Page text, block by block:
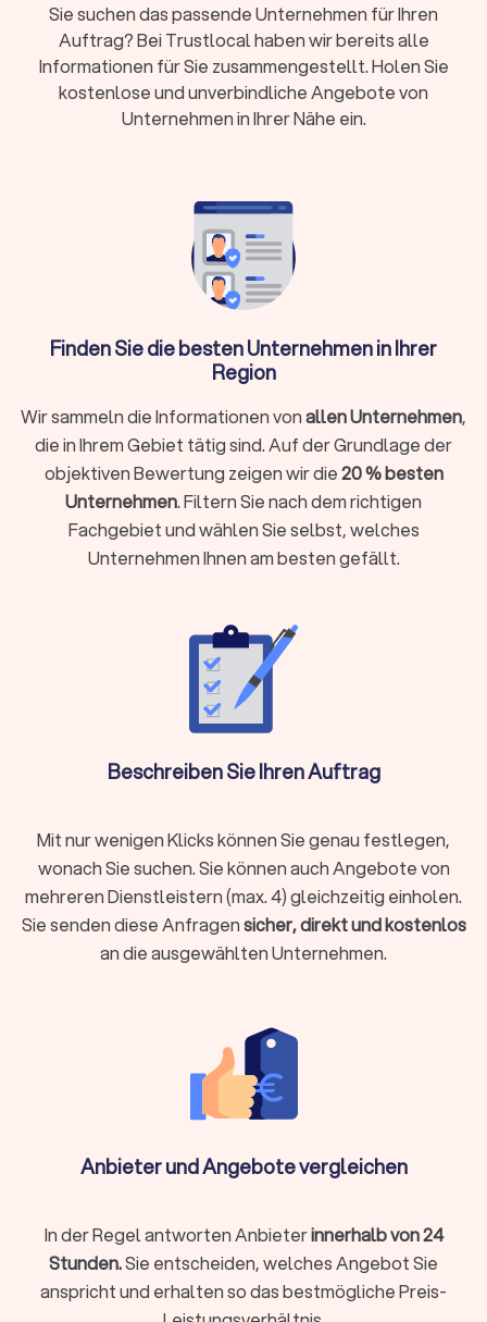
Vorteile – persönlicher Kontakt oder flexible
digitale Zusammenarbeit
Erstgespräch:Viele Kanzleien bieten 15-20
Minuten kostenlos an
Wann brauche ich überhaupt einen
Nicht in jeder Situation ist ein Steuerberater zwingend
erforderlich. Für einfache Arbeitnehmer-Steuererklärungen
ohne Zusatzeinkünfte reicht oft die Software ELSTER oder
ein Lohnsteuerhilfeverein. Ein Steuerberater lohnt sich
besonders, wenn Sie:
Unternehmen führen
Einkünfte aus Vermietung, Kapitalvermögen oder anderen
Einkunftsarten haben
Komplexe steuerliche Sachverhalte vorliegen wie
Auslandseinkünfte, Erbschaften oder Beteiligungen
Laufende Buchhaltung, Jahresabschlüsse oder
Steueroptimierung und proaktive Gestaltungsberatung
Als Faustregel gilt: Wenn die mögliche Steuerersparnis oder
Zeitersparnis die Kosten übersteigt, ist die Investition
Moderne Steuerberatung findet längst nicht mehr nur im
klassischen Büro statt. Digitale Kanzleien bieten ihre
Dienstleistungen vollständig online an, von der
Belegübermittlung bis zur Videoberatung. Beide Modelle
haben Vorzüge:
Persönlicher Kontakt bei komplexen Beratungen
Kurzfristige persönliche Termine möglich
Aufbau einer persönlichen Vertrauensbeziehung
schätzen
Online-Steuerberatung
Ortsunabhängig und zeitlich flexibel
Oft günstigere Preismodelle durch effizientere Prozesse
Sie suchen das passende Unternehmen für Ihren
Auftrag? Bei Trustlocal haben wir bereits alle
Informationen für Sie zusammengestellt. Holen Sie
kostenlose und unverbindliche Angebote von
Unternehmen in Ihrer Nähe ein.
Finden Sie die besten Unternehmen in Ihrer
Region
Wir sammeln die Informationen vonallen Unternehmen,
die in Ihrem Gebiet tätig sind. Auf der Grundlage der
objektiven Bewertung zeigen wir die20 % besten
Unternehmen. Filtern Sie nach dem richtigen
Fachgebiet und wählen Sie selbst, welches
Unternehmen Ihnen am besten gefällt.
Beschreiben Sie Ihren Auftrag
Mit nur wenigen Klicks können Sie genau festlegen,
wonach Sie suchen. Sie können auch Angebote von
mehreren Dienstleistern (max. 4) gleichzeitig einholen.
Sie senden diese Anfragensicher, direkt und kostenlos
an die ausgewählten Unternehmen.
Anbieter und Angebote vergleichen
In der Regel antworten Anbieterinnerhalb von 24
Stunden.Sie entscheiden, welches Angebot Sie
anspricht und erhalten so das bestmögliche Preis-